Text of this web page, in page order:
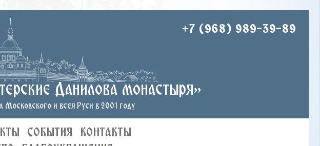
+7 (968) 989-39-89
Данилова монастыря»
и всея Руси в 2001 году
СОБЫТИЯ
КОНТАКТЫ